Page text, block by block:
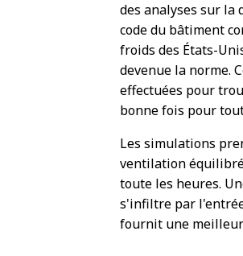
des analyses sur la
code du bâtiment
froids des États-
devenue la norme.
effectuées pour
bonne fois pour
Les simulations
ventilation
toute les heures.
s'infiltre par
fournit une